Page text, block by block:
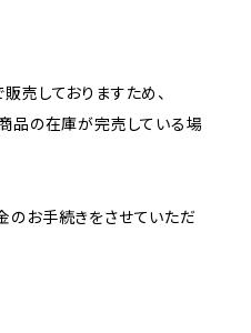
売しておりますため、
品の在庫が完売している場
のお手続きをさせていただ